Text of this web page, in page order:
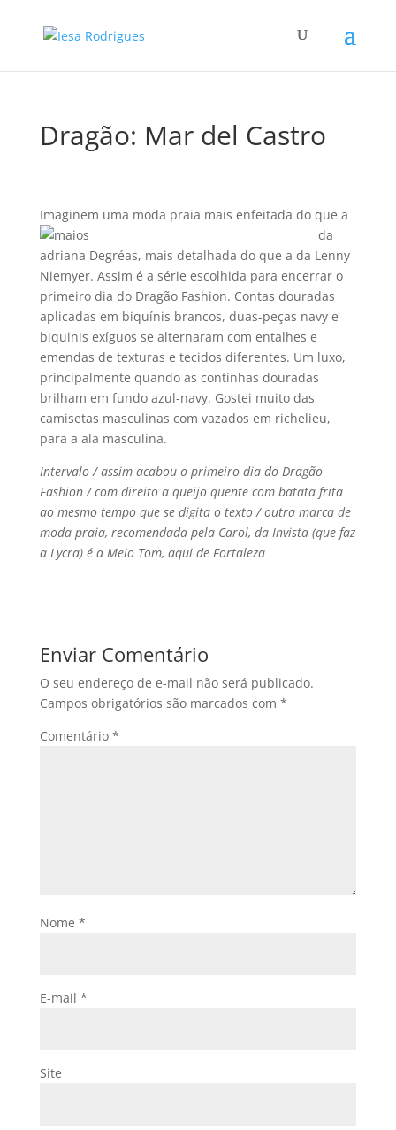
Dragão: Mar del Castro
Imaginem uma moda praia mais enfeitada do que a
da
adriana Degréas, mais detalhada do que a da Lenny
Niemyer. Assim é a série escolhida para encerrar o
primeiro dia do Dragão Fashion. Contas douradas
aplicadas em biquí­nis brancos, duas-peças navy e
biquinis exí­guos se alternaram com entalhes e
emendas de texturas e tecidos diferentes. Um luxo,
principalmente quando as continhas douradas
brilham em fundo azul-navy. Gostei muito das
camisetas masculinas com vazados em richelieu,
para a ala masculina.
Intervalo / assim acabou o primeiro dia do Dragão
Fashion / com direito a queijo quente com batata frita
ao mesmo tempo que se digita o texto / outra marca de
moda praia, recomendada pela Carol, da Invista (que faz
a Lycra) é a Meio Tom, aqui de Fortaleza
Enviar Comentário
O seu endereço de e-mail não será publicado.
Campos obrigatórios são marcados com *
Comentário *
Nome *
E-mail *
Site